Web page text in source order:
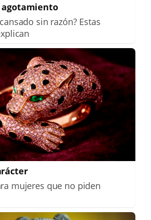
agotamiento
sin razón? Estas
mujeres que no piden